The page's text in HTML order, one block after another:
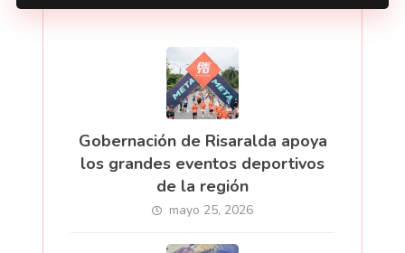
Gobernación de Risaralda apoya
los grandes eventos deportivos
de la región
mayo 25, 2026